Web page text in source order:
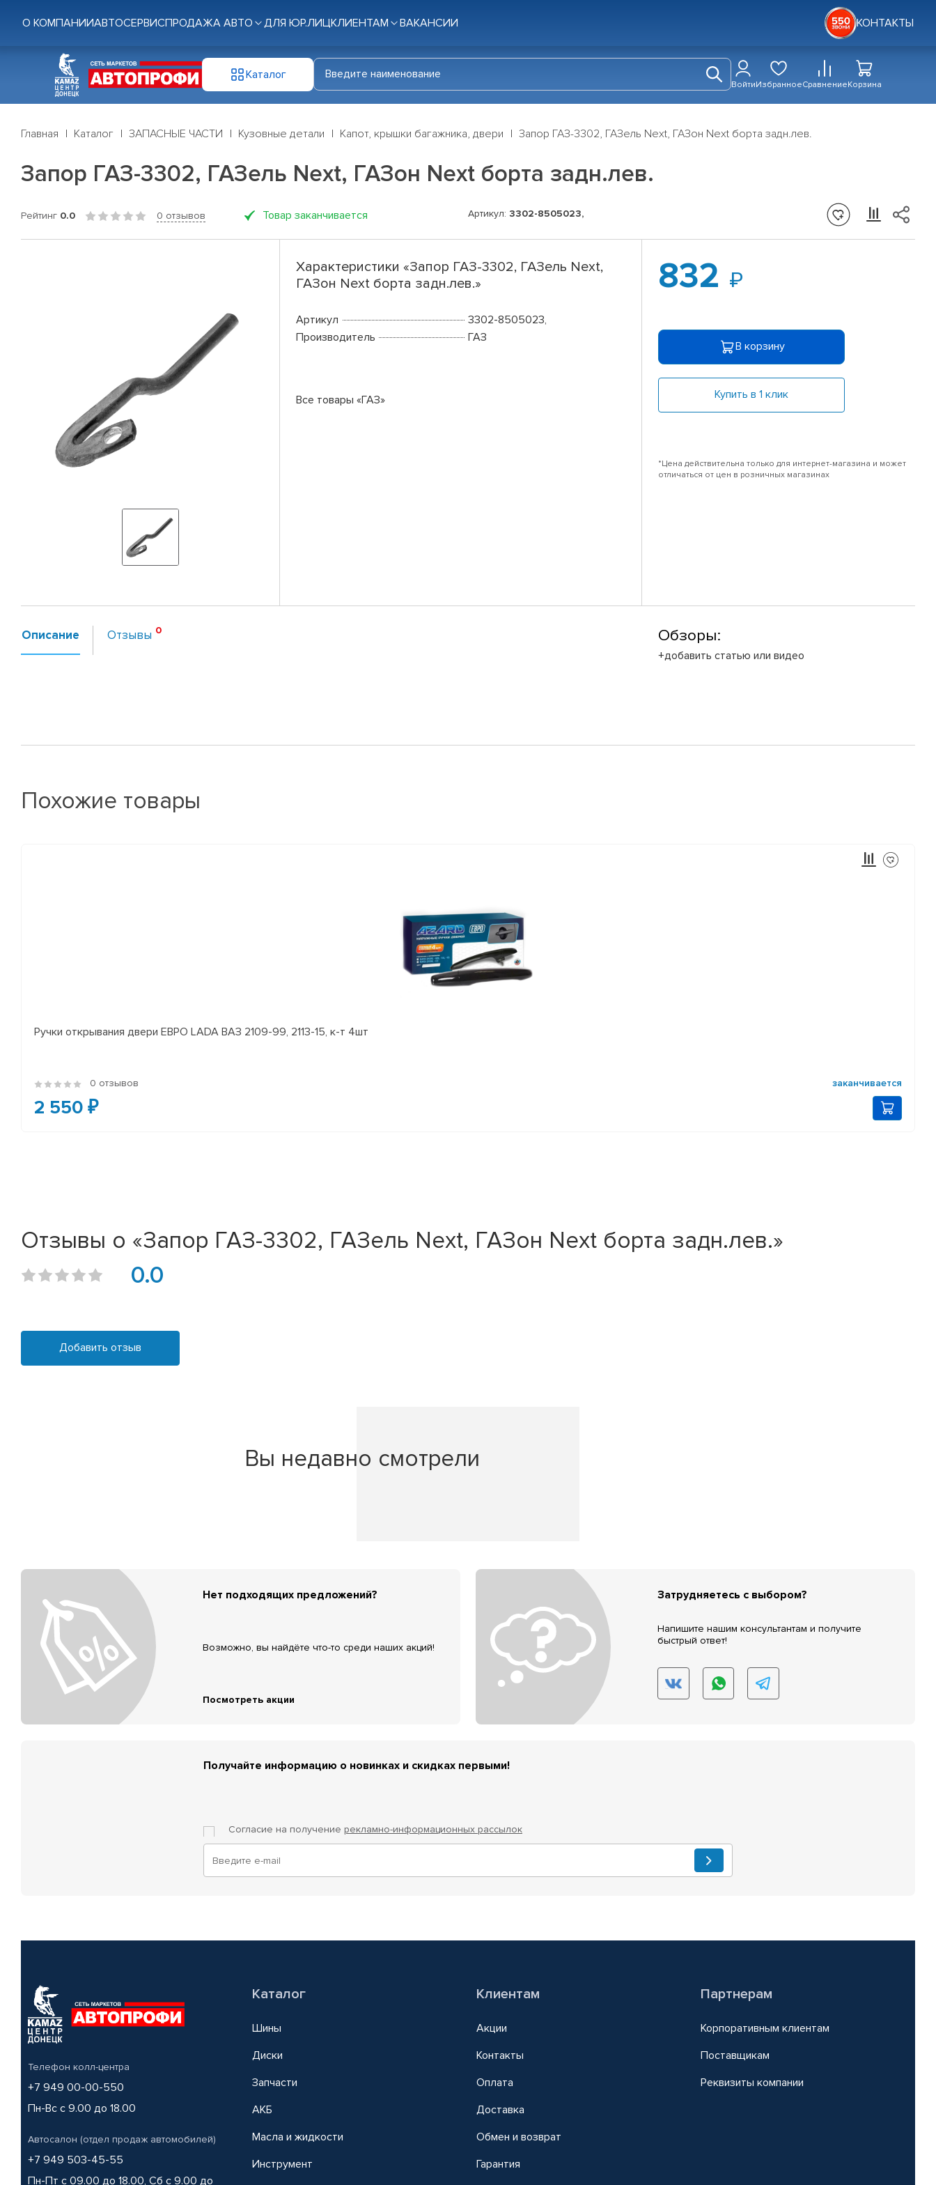
О КОМПАНИИАВТОСЕРВИСПРОДАЖА АВТО ДЛЯ ЮР.ЛИЦКЛИЕНТАМ ВАКАНСИИ КОНТАКТЫ
Каталог
ВойтиИзбранноеСравнениеКорзина
Главная Каталог ЗАПАСНЫЕ ЧАСТИ Кузовные детали Капот, крышки багажника, двери Запор ГАЗ-3302, ГАЗель Next, ГАЗон Next борта задн.лев.
Запор ГАЗ-3302, ГАЗель Next, ГАЗон Next борта задн.лев.
Рейтинг 0.0 0 отзывов Товар заканчивается Артикул: 3302-8505023,
Характеристики «Запор ГАЗ-3302, ГАЗель Next,
ГАЗон Next борта задн.лев.»
Артикул
3302-8505023,
Производитель
ГАЗ
Все товары «ГАЗ»
832
В корзину
Купить в 1 клик
*Цена действительна только для интернет-магазина и может
отличаться от цен в розничных магазинах
Описание Отзывы Обзоры:
+добавить статью или видео
Похожие товары
Ручки открывания двери ЕВРО LADA ВАЗ 2109-99, 2113-15, к-т 4шт
0 отзывов заканчивается
2 550 ₽
Отзывы о «Запор ГАЗ-3302, ГАЗель Next, ГАЗон Next борта задн.лев.»
0.0
Добавить отзыв
Вы недавно смотрели
Нет подходящих предложений?
Возможно, вы найдёте что-то среди наших акций!
Посмотреть акции
Затрудняетесь с выбором?
Напишите нашим консультантам и получите
быстрый ответ!
Получайте информацию о новинках и скидках первыми!
Согласие на получение рекламно-информационных рассылок
Телефон колл-центра
+7 949 00-00-550
Пн-Вс с 9.00 до 18.00
Автосалон (отдел продаж автомобилей)
+7 949 503-45-55
Пн-Пт с 09.00 до 18.00, Сб с 9.00 до
Каталог
Шины
Диски
Запчасти
АКБ
Масла и жидкости
Инструмент
Клиентам
Акции
Контакты
Оплата
Доставка
Обмен и возврат
Гарантия
Партнерам
Корпоративным клиентам
Поставщикам
Реквизиты компании